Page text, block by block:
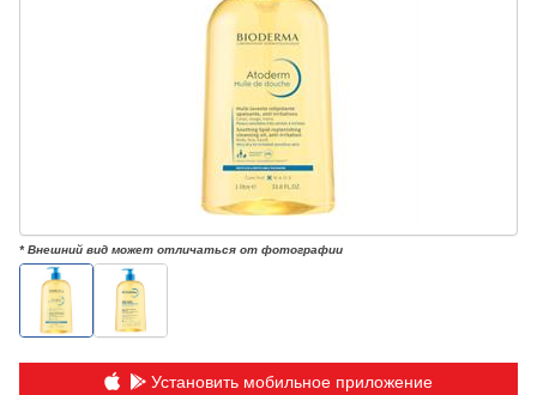
* Внешний вид может отличаться от фотографии
Установить мобильное приложение